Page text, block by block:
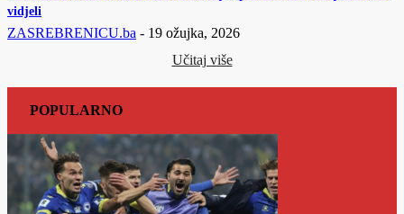
vidjeli
ZASREBRENICU.ba - 19 ožujka, 2026
Učitaj više
POPULARNO